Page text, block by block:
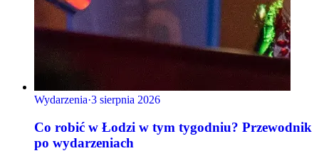
Wydarzenia·3 sierpnia 2026
Co robić w Łodzi w tym tygodniu? Przewodnik
po wydarzeniach